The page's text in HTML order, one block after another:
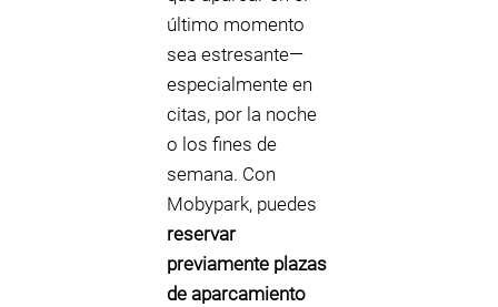
último momento
sea estresante—
especialmente en
citas, por la noche
o los fines de
semana. Con
Mobypark, puedes
reservar
previamente plazas
de aparcamiento